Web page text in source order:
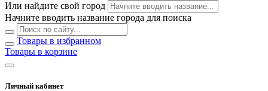
Или найдите свой город
Начните вводить название города для поиска
Товары в избранном
Товары в корзине
Личный кабинет